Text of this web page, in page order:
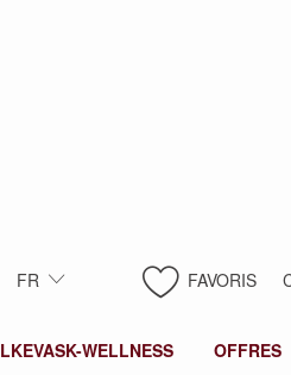
FAVORIS
FR
WELLNESS OFFRES